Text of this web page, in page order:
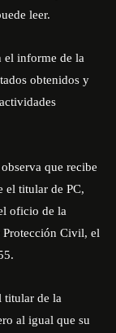
leer.
el informe de la
obtenidos y
que recibe
el titular de PC,
oficio de la
Protección Civil, el
titular de la
al igual que su